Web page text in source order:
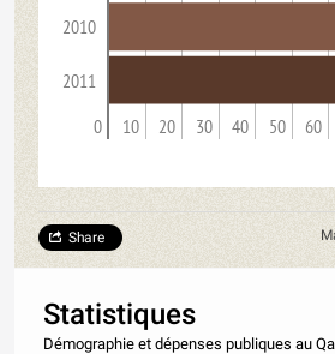
2010
2011
0 10 20 30 40 50 60
Share
Statistiques
Démographie et dépenses publiques au